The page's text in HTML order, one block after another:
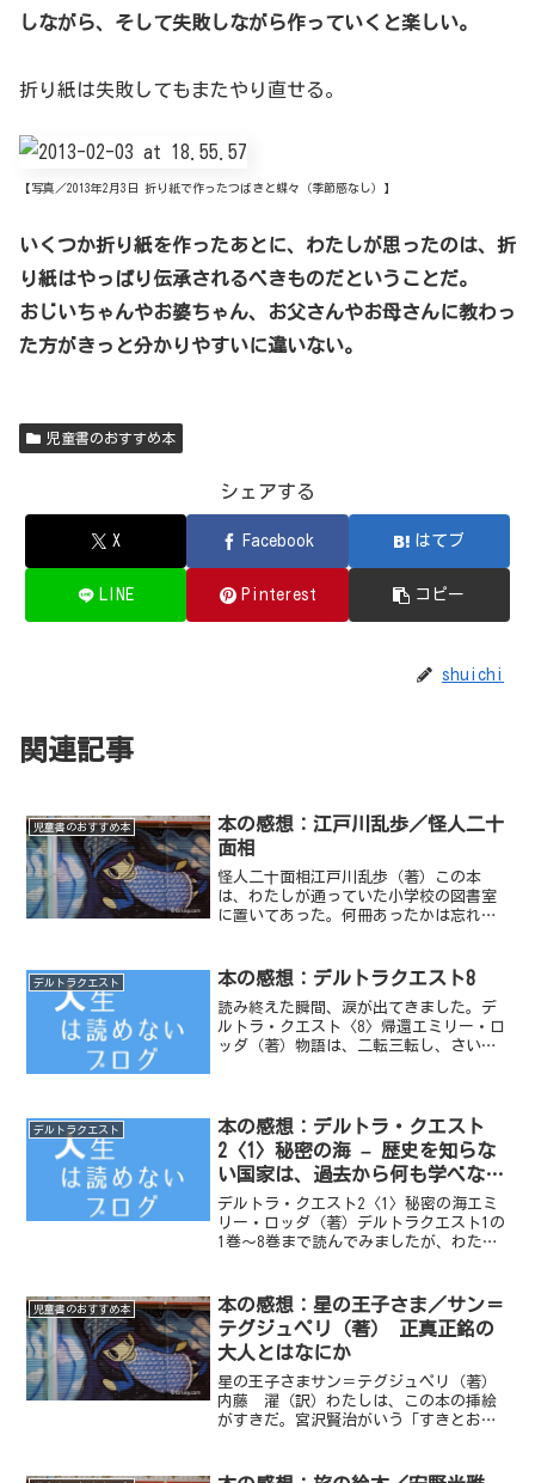
しながら、そして失敗しながら作っていくと楽しい。
折り紙は失敗してもまたやり直せる。
【写真／2013年2月3日 折り紙で作ったつばきと蝶々（季節感なし）】
いくつか折り紙を作ったあとに、わたしが思ったのは、折
り紙はやっぱり伝承されるべきものだということだ。
おじいちゃんやお婆ちゃん、お父さんやお母さんに教わっ
た方がきっと分かりやすいに違いない。
児童書のおすすめ本
シェアする
X Facebook はてブ
LINE Pinterest コピー
shuichi
関連記事
児童書のおすすめ本
本の感想：江戸川乱歩／怪人二十
面相
怪人二十面相江戸川乱歩（著）この本
は、わたしが通っていた小学校の図書室
に置いてあった。何冊あったかは忘れた
ろおどろしく、それがまたこの本の内容
にあっていた。わたしは今回...
デルトラクエスト 本の感想：デルトラクエスト8
読み終えた瞬間、涙が出てきました。デ
ルトラ・クエスト〈8〉帰還エミリー・ロ
ッダ（著）物語は、二転三転し、さいご
り、深い感動を呼び起こしま...
デルトラクエスト
本の感想：デルトラ・クエスト
2〈1〉秘密の海 – 歴史を知らな
い国家は、過去から何も学べない
からな
デルトラ・クエスト2〈1〉秘密の海エミ
リー・ロッダ（著）デルトラクエスト1の
1巻〜8巻まで読んでみましたが、わたし
リフがちりばめられています。今回は、1
でデルトラ王国を...
児童書のおすすめ本
本の感想：星の王子さま／サン＝
テグジュペリ（著） 正真正銘の
大人とはなにか
星の王子さまサン＝テグジュペリ（著）
内藤 濯（訳）わたしは、この本の挿絵
がすきだ。宮沢賢治がいう「すきとおっ
であり、名言のオンパレードだ。読んだ